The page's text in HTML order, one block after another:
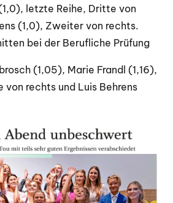
letzte Reihe, Dritte von
(1,0), Zweiter von rechts.
bei der Berufliche Prüfung
(1,05), Marie Frandl (1,16),
von rechts und Luis Behrens